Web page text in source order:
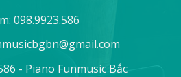
098.9923.586
- Piano Funmusic Bắc